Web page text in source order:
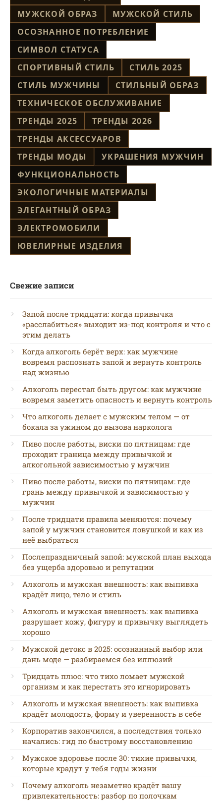
МУЖСКОЙ ОБРАЗ
МУЖСКОЙ СТИЛЬ
ОСОЗНАННОЕ ПОТРЕБЛЕНИЕ
СИМВОЛ СТАТУСА
СПОРТИВНЫЙ СТИЛЬ
СТИЛЬ 2025
СТИЛЬ МУЖЧИНЫ
СТИЛЬНЫЙ ОБРАЗ
ТЕХНИЧЕСКОЕ ОБСЛУЖИВАНИЕ
ТРЕНДЫ 2025
ТРЕНДЫ 2026
ТРЕНДЫ АКСЕССУАРОВ
ТРЕНДЫ МОДЫ
УКРАШЕНИЯ МУЖЧИН
ФУНКЦИОНАЛЬНОСТЬ
ЭКОЛОГИЧНЫЕ МАТЕРИАЛЫ
ЭЛЕГАНТНЫЙ ОБРАЗ
ЭЛЕКТРОМОБИЛИ
ЮВЕЛИРНЫЕ ИЗДЕЛИЯ
Свежие записи
Запой после тридцати: когда привычка
«расслабиться» выходит из-под контроля и что с
этим делать
Когда алкоголь берёт верх: как мужчине
вовремя распознать запой и вернуть контроль
над жизнью
Алкоголь перестал быть другом: как мужчине
вовремя заметить опасность и вернуть контроль
Что алкоголь делает с мужским телом — от
бокала за ужином до вызова нарколога
Пиво после работы, виски по пятницам: где
проходит граница между привычкой и
алкогольной зависимостью у мужчин
Пиво после работы, виски по пятницам: где
грань между привычкой и зависимостью у
мужчин
После тридцати правила меняются: почему
запой у мужчин становится ловушкой и как из
неё выбраться
Послепраздничный запой: мужской план выхода
без ущерба здоровью и репутации
Алкоголь и мужская внешность: как выпивка
крадёт лицо, тело и стиль
Алкоголь и мужская внешность: как выпивка
разрушает кожу, фигуру и привычку выглядеть
хорошо
Мужской детокс в 2025: осознанный выбор или
дань моде — разбираемся без иллюзий
Тридцать плюс: что тихо ломает мужской
организм и как перестать это игнорировать
Алкоголь и мужская внешность: как выпивка
крадёт молодость, форму и уверенность в себе
Корпоратив закончился, а последствия только
начались: гид по быстрому восстановлению
Мужское здоровье после 30: тихие привычки,
которые крадут у тебя годы жизни
Почему алкоголь незаметно крадёт вашу
привлекательность: разбор по полочкам